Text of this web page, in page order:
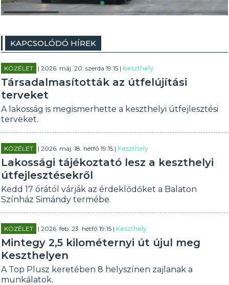
KAPCSOLÓDÓ HÍREK
KÖZÉLET | 2026. máj. 20. szerda 19:15 |Keszthely
Társadalmasították az útfelújítási
terveket
A lakosság is megismerhette a keszthelyi útfejlesztési
terveket.
KÖZÉLET | 2026. máj. 18. hétfő 19:15 |Keszthely
Lakossági tájékoztató lesz a keszthelyi
útfejlesztésekről
Kedd 17 órától várják az érdeklődőket a Balaton
Színház Simándy termébe.
KÖZÉLET | 2026. feb. 23. hétfő 19:15 |Keszthely
Mintegy 2,5 kilométernyi út újul meg
Keszthelyen
A Top Plusz keretében 8 helyszínen zajlanak a
munkálatok.